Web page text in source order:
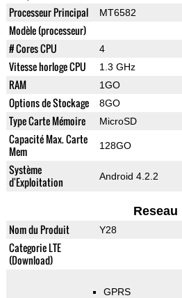
Processeur Principal MT6582
Modèle (processeur)
# Cores CPU 4
Vitesse horloge CPU 1.3 GHz
RAM 1GO
Options de Stockage 8GO
Type Carte Mémoire MicroSD
Capacité Max. Carte
Mem
128GO
Système
d'Exploitation
Android 4.2.2
Reseau
Nom du Produit Y28
Categorie LTE
(Download)
GPRS